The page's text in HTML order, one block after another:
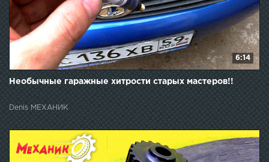
6:14
Необычные гаражные хитрости старых мастеров!!
Denis МЕХАНИК